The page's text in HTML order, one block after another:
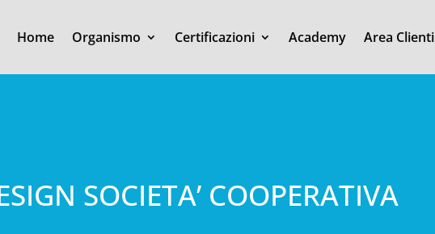
Home Organismo Certificazioni Academy Area Clienti
SOCIETA’ COOPERATIVA